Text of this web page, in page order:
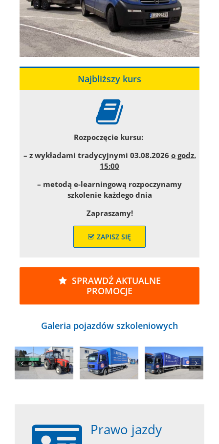
Najbliższy kurs
Rozpoczęcie kursu:
– z wykładami tradycyjnymi 03.08.2026 o godz.
15:00
– metodą e-learningową rozpoczynamy
szkolenie każdego dnia
Zapraszamy!
ZAPISZ SIĘ
SPRAWDŹ AKTUALNE
PROMOCJE
Galeria pojazdów szkoleniowych
Prawo jazdy